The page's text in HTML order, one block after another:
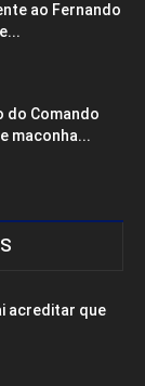
ao Fernando
do Comando
maconha...
acreditar que